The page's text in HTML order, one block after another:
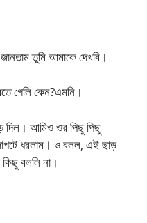
তুমি আমাকে দেখবি।
গেলি কেন?এমনি।
দিল। আমিও ওর পিছু পিছু
ধরলাম। ও বলল, এই ছাড়
বললি না।